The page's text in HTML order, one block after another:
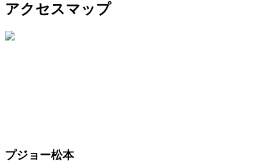
アクセスマップ
プジョー松本